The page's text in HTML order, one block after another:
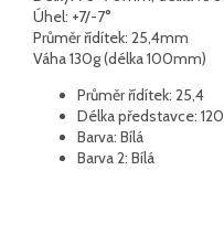
Úhel: +7/-7°
Průměr řídítek: 25,4mm
Váha 130g (délka 100mm)
Průměr řídítek: 25,4
Délka představce: 120
Barva: Bílá
Barva 2: Bílá